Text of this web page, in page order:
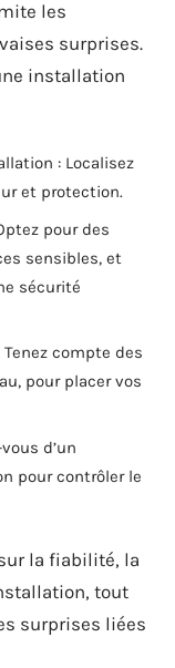
les
surprises.
installation
: Localisez
et protection.
pour des
sensibles, et
sécurité
compte des
pour placer vos
d’un
pour contrôler le
la fiabilité, la
tout
surprises liées